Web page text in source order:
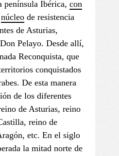
península Ibérica, con
núcleo de resistencia
de Asturias,
Pelayo. Desde allí,
Reconquista, que
conquistados
De esta manera
de los diferentes
de Asturias, reino
reino de
etc. En el siglo
la mitad norte de